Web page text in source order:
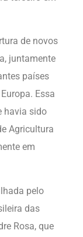
de novos
juntamente
países
Essa
havia sido
Agricultura
em
pelo
das
Rosa, que